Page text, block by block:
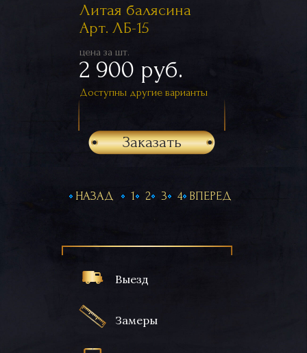
Выезд
Замеры
Литая балясина
Арт. ЛБ-15
цена за шт.
2 900 руб.
Доступны другие варианты
Заказать
НАЗАД 1 2 3 4 ВПЕРЕД